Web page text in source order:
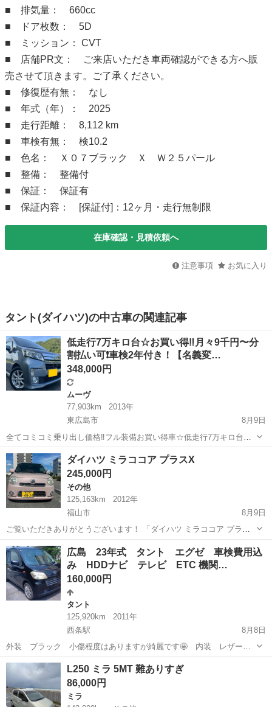
■ 排気量： 660cc
■ ドア枚数： 5D
■ ミッション： CVT
■ 店舗PR文： ご来店いただき車両確認ができる方へ販
売させて頂きます。ご了承ください。
■ 修復歴有無： なし
■ 年式（年）： 2025
■ 走行距離： 8,112 km
■ 車検有無： 検10.2
■ 色名： Ｘ０７ブラック Ｘ Ｗ２５パール
■ 整備： 整備付
■ 保証： 保証有
■ 保証内容： [保証付]：12ヶ月・走行無制限
在庫確認・見積依頼へ
注意事項 お気に入り
タント(ダイハツ)の中古車の関連記事
低走行7万キロ台☆お買い得‼️月々9千円〜分
割払い可❗️車検2年付き！【名義変…
348,000円
ムーヴ
77,903km
2013年
東広島市
8月9日
全てコミコミ乗り出し価格‼️フル装備お買い得車☆低走行7万キロ台☆
分割可❗️ 車検2年付き！【名義変更代込み】車内広い！大人気☆ムーブ
カスタム Xリミテッド SA ☆純正ナビ付き☆走行中DVD見れます
☆ETC付き☆便利なバ...
広島 東広島市
ダイハツ ミラココア プラスX
245,000円
その他
125,163km
2012年
福山市
8月9日
ご覧いただきありがとうございます！ 「ダイハツ ミラココア プラス
X」を出品します。 愛らしいピンクのボディカラーで、初めてのマイ
カーや普段の足車に最適です！ 車検が令和9年10月まで残っており、
すぐにお乗りいただけます。 ...
広島 福山市 その他
広島 23年式 タント エグゼ 車検費用込
み HDDナビ テレビ ETC 機関…
160,000円
タント
125,920km
2011年
西条駅
8月8日
外装 ブラック 小傷程度はありますが綺麗です🤩 内装 レザーシ
ートカバー付きです タバコ🚬臭も無く良い状態です😊 純正14イン
チアルミ タイヤ7分山 エンジン、エアコン、CVT、足回り正常です
👌 現車確認希望の方は気軽にご連...
広島 東広島市 西条駅 タント
L250 ミラ 5MT 難ありすぎ
86,000円
ミラ